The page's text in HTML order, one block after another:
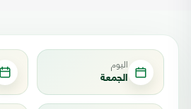
اليوم
الجمعة